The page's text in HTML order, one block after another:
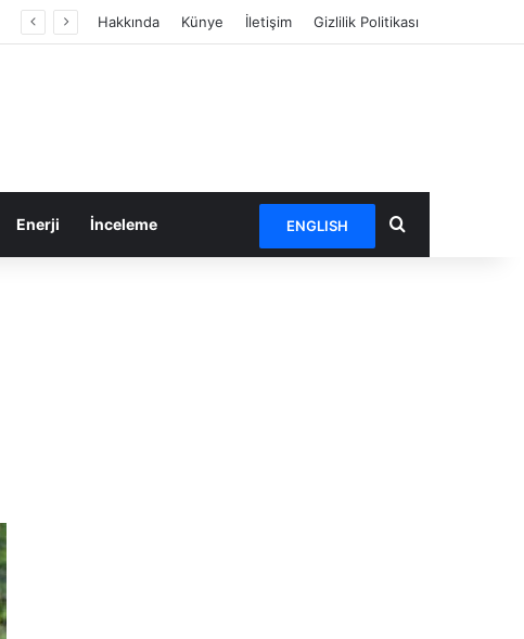
Hakkında Künye İletişim Gizlilik Politikası
Enerji İnceleme ENGLISH Arama yap ...